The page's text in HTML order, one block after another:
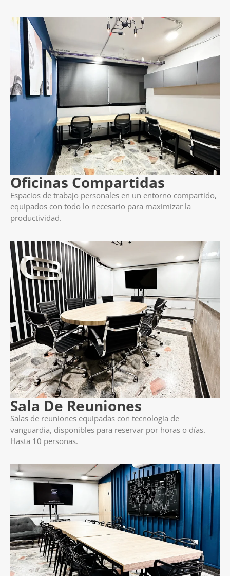
Oficinas Compartidas
Espacios de trabajo personales en un entorno compartido,
equipados con todo lo necesario para maximizar la
productividad.
Sala De Reuniones
Salas de reuniones equipadas con tecnología de
vanguardia, disponibles para reservar por horas o días.
Hasta 10 personas.